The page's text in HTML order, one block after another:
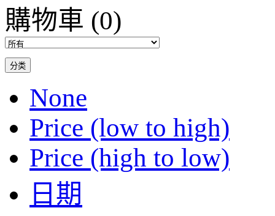
購物車 (0)
分类
None
Price (low to high)
Price (high to low)
日期